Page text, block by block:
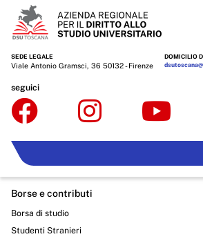
SEDE LEGALE
Viale Antonio Gramsci, 36 50132 - Firenze
DOMICILIO
seguici
Borse e contributi
Borsa di studio
Studenti Stranieri